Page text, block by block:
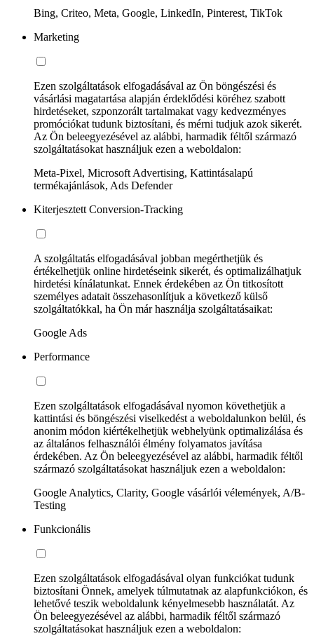
Bing, Criteo, Meta, Google, LinkedIn, Pinterest, TikTok
Marketing
Ezen szolgáltatások elfogadásával az Ön böngészési és
vásárlási magatartása alapján érdeklődési köréhez szabott
hirdetéseket, szponzorált tartalmakat vagy kedvezményes
promóciókat tudunk biztosítani, és mérni tudjuk azok sikerét.
Az Ön beleegyezésével az alábbi, harmadik féltől származó
szolgáltatásokat használjuk ezen a weboldalon:
Meta-Pixel, Microsoft Advertising, Kattintásalapú
termékajánlások, Ads Defender
Kiterjesztett Conversion-Tracking
A szolgáltatás elfogadásával jobban megérthetjük és
értékelhetjük online hirdetéseink sikerét, és optimalizálhatjuk
hirdetési kínálatunkat. Ennek érdekében az Ön titkosított
személyes adatait összehasonlítjuk a következő külső
szolgáltatókkal, ha Ön már használja szolgáltatásaikat:
Google Ads
Performance
Ezen szolgáltatások elfogadásával nyomon követhetjük a
kattintási és böngészési viselkedést a weboldalunkon belül, és
anonim módon kiértékelhetjük webhelyünk optimalizálása és
az általános felhasználói élmény folyamatos javítása
érdekében. Az Ön beleegyezésével az alábbi, harmadik féltől
származó szolgáltatásokat használjuk ezen a weboldalon:
Google Analytics, Clarity, Google vásárlói vélemények, A/B-
Testing
Funkcionális
Ezen szolgáltatások elfogadásával olyan funkciókat tudunk
biztosítani Önnek, amelyek túlmutatnak az alapfunkciókon, és
lehetővé teszik weboldalunk kényelmesebb használatát. Az
Ön beleegyezésével az alábbi, harmadik féltől származó
szolgáltatásokat használjuk ezen a weboldalon: